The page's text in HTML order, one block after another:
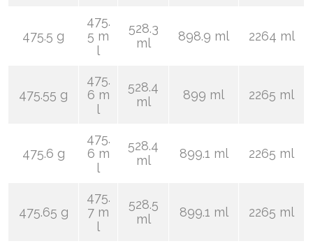
475.5 g
475.
5 m
l
528.3
ml
898.9 ml 2264 ml
475.55 g
475.
6 m
l
528.4
ml
899 ml 2265 ml
475.6 g
475.
6 m
l
528.4
ml
899.1 ml 2265 ml
475.65 g
475.
7 m
l
528.5
ml
899.1 ml 2265 ml